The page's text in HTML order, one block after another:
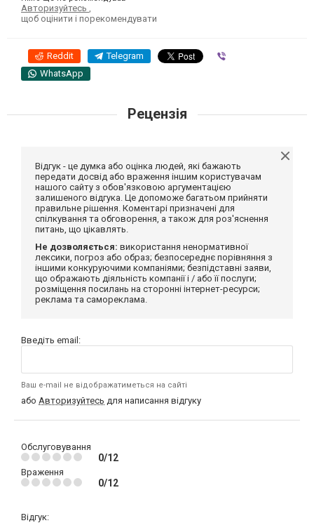
Авторизуйтесь
щоб оцінити і порекомендувати
Reddit Telegram
WhatsApp
Рецензія
Відгук - це думка або оцінка людей, які бажають
передати досвід або враження іншим користувачам
нашого сайту з обов'язковою аргументацією
залишеного відгука. Це допоможе багатьом прийняти
правильне рішення. Коментарі призначені для
спілкування та обговорення, а також для роз'яснення
питань, що цікавлять.
Не дозволяється: використання ненормативної
лексики, погроз або образ; безпосереднє порівняння з
іншими конкуруючими компаніями; безпідставні заяви,
що ображають діяльність компанії і / або її послуги;
розміщення посилань на сторонні інтернет-ресурси;
реклама та самореклама.
Введіть email:
Ваш e-mail не відображатиметься на сайті
або Авторизуйтесь для написання відгуку
Обслуговування
0/12
Враження
0/12
Відгук: